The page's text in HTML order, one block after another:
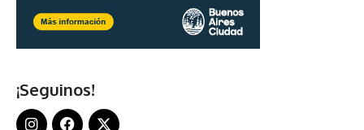
¡Seguinos!